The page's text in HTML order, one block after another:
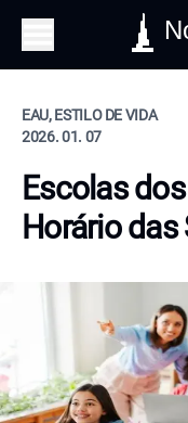
EAU, ESTILO DE VIDA
2026. 01. 07
Escolas
Horário